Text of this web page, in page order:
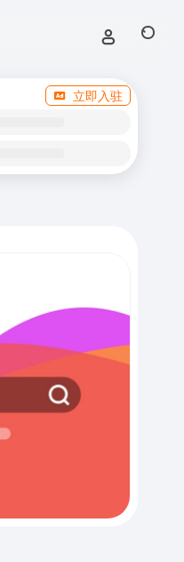
立即入驻